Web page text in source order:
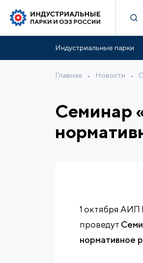
Индустриальные парки
Главная • Новости •
Семинар
1 октября
проведут
нормативное